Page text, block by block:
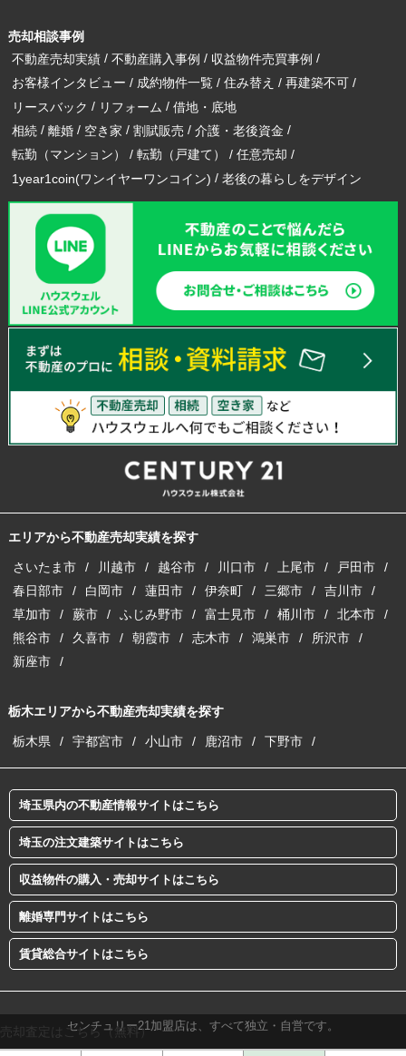
売却相談事例
不動産売却実績
不動産購入事例
収益物件売買事例
お客様インタビュー
成約物件一覧 住み替え
再建築不可
リースバック
リフォーム
借地・底地
相続
離婚 空き家 割賦販売
介護・老後資金
転勤（マンション）
転勤（戸建て）
任意売却
1year1coin(ワンイヤーワンコイン)
老後の暮らしをデザイン
エリアから不動産売却実績を探す
さいたま市 川越市 越谷市 川口市 上尾市
戸田市
春日部市
白岡市 蓮田市 伊奈町 三郷市
吉川市
草加市
蕨市 ふじみ野市 富士見市 桶川市
北本市
熊谷市
久喜市 朝霞市 志木市 鴻巣市
所沢市
新座市
栃木エリアから不動産売却実績を探す
栃木県 宇都宮市 小山市 鹿沼市 下野市
埼玉県内の不動産情報サイトはこちら
埼玉の注文建築サイトはこちら
収益物件の購入・売却サイトはこちら
離婚専門サイトはこちら
賃貸総合サイトはこちら
センチュリー21加盟店は、すべて独立・自営です。
売却査定はこちら（無料）